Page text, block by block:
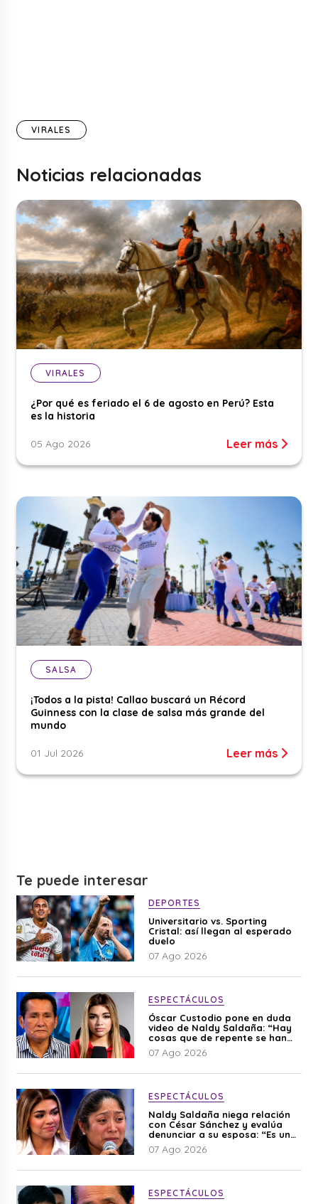
VIRALES
Noticias relacionadas
VIRALES
¿Por qué es feriado el 6 de agosto en Perú? Esta
es la historia
05 Ago 2026 Leer más
SALSA
¡Todos a la pista! Callao buscará un Récord
Guinness con la clase de salsa más grande del
mundo
01 Jul 2026 Leer más
Te puede interesar
DEPORTES
Universitario vs. Sporting
Cristal: así llegan al esperado
duelo
07 Ago 2026
ESPECTÁCULOS
Óscar Custodio pone en duda
video de Naldy Saldaña: “Hay
cosas que de repente se han
editado”
07 Ago 2026
ESPECTÁCULOS
Naldy Saldaña niega relación
con César Sánchez y evalúa
denunciar a su esposa: “Es una
difamación”
07 Ago 2026
ESPECTÁCULOS